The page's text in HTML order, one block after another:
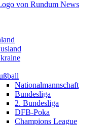
Nationalmannschaft
Bundesliga
2. Bundesliga
DFB-Poka
Champions League